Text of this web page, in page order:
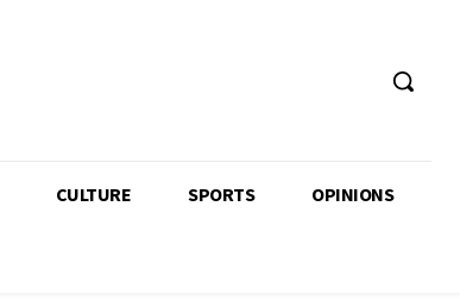
CULTURE SPORTS OPINIONS